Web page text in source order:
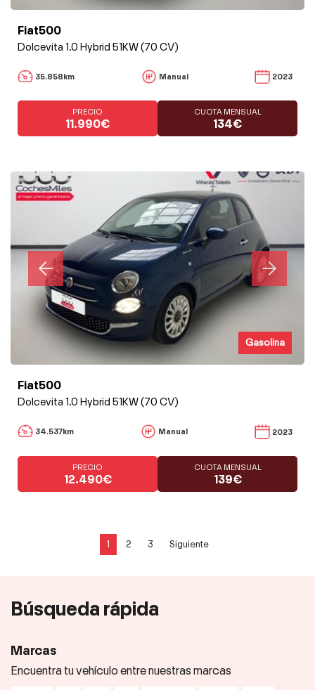
Fiat500
Dolcevita 1.0 Hybrid 51KW (70 CV)
35.858km Manual 2023
PRECIO
11.990€
CUOTA MENSUAL
134€
Gasolina
Fiat500
Dolcevita 1.0 Hybrid 51KW (70 CV)
34.537km Manual 2023
PRECIO
12.490€
CUOTA MENSUAL
139€
1 2 3 Siguiente
Búsqueda rápida
Marcas
Encuentra tu vehículo entre nuestras marcas